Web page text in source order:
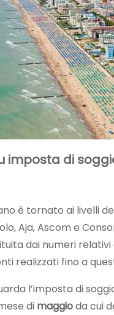
imposta di
è tornato ai livelli
Aja, Ascom e
dai numeri relativi
realizzati fino a
l’imposta di
di maggioda cui